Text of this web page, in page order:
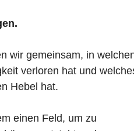
wir gemeinsam, in
verloren hat und
Hebel hat.
einen Feld, um zu